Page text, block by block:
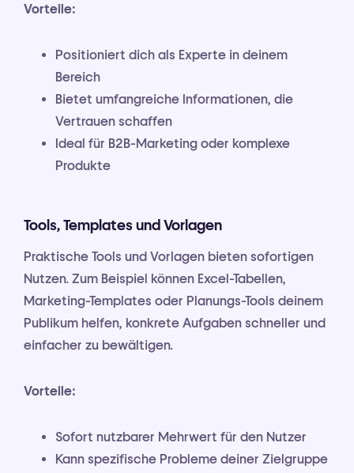
Vorteile:
Positioniert dich als Experte in deinem
Bereich
Bietet umfangreiche Informationen, die
Vertrauen schaffen
Ideal für B2B-Marketing oder komplexe
Produkte
Tools, Templates und Vorlagen
Praktische Tools und Vorlagen bieten sofortigen
Nutzen. Zum Beispiel können Excel-Tabellen,
Marketing-Templates oder Planungs-Tools deinem
Publikum helfen, konkrete Aufgaben schneller und
einfacher zu bewältigen.
Vorteile:
Sofort nutzbarer Mehrwert für den Nutzer
Kann spezifische Probleme deiner Zielgruppe